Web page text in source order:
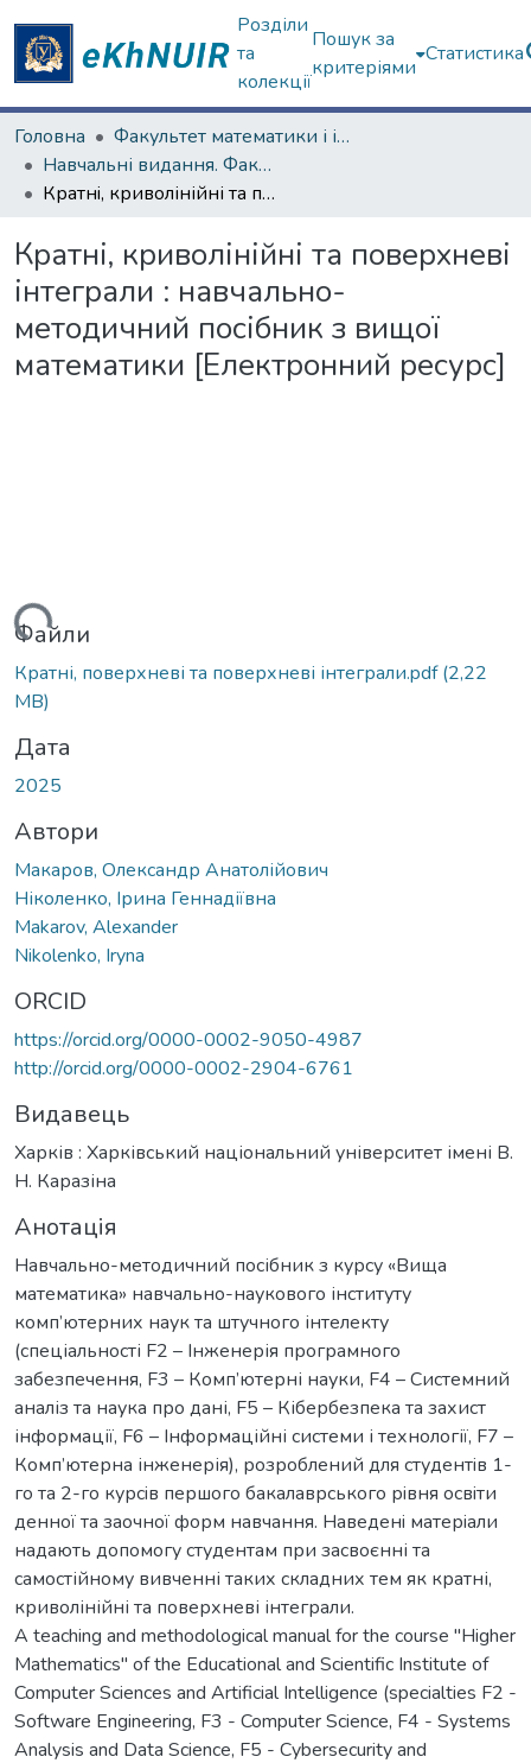
Розділи
та
колекції
Пошук за
критеріями
Статистика
Головна
Факультет математики і інформатики
Навчальні видання. Факультет математики і інформатики
Кратнi, криволінійні та поверхневі інтеграли : навчально-методичний посібник з вищої математики [Електронний ресурс]
Кратнi, криволінійні та поверхневі
інтеграли : навчально-
методичний посібник з вищої
математики [Електронний ресурс]
Файли
Кратні, поверхневі та поверхневі інтеграли.pdf(2,22
MB)
Дата
2025
Автори
Макаров, Олександр Анатолійович
Ніколенко, Ірина Геннадіївна
Makarov, Alexander
Nikolenko, Iryna
ORCID
https://orcid.org/0000-0002-9050-4987
http://orcid.org/0000-0002-2904-6761
Видавець
Харків : Харківський національний університет імені В.
Н. Каразіна
Анотація
Навчально-методичний посібник з курсу «Вища
математика» навчально-наукового інституту
комп’ютерних наук та штучного інтелекту
(спеціальності F2 – Інженерія програмного
забезпечення, F3 – Комп’ютерні науки, F4 – Системний
аналіз та наука про дані, F5 – Кібербезпека та захист
інформації, F6 – Інформаційні системи і технології, F7 –
Комп’ютерна інженерія), розроблений для студентiв 1-
го та 2-го курсiв першого бакалаврського рiвня освiти
денної та заочної форм навчання. Наведенi матерiали
надають допомогу студентам при засвоєнні та
самостійному вивченні таких складних тем як кратні,
криволінійні та поверхневі інтеграли.
A teaching and methodological manual for the course "Higher
Mathematics" of the Educational and Scientific Institute of
Computer Sciences and Artificial Intelligence (specialties F2 -
Software Engineering, F3 - Computer Science, F4 - Systems
Analysis and Data Science, F5 - Cybersecurity and